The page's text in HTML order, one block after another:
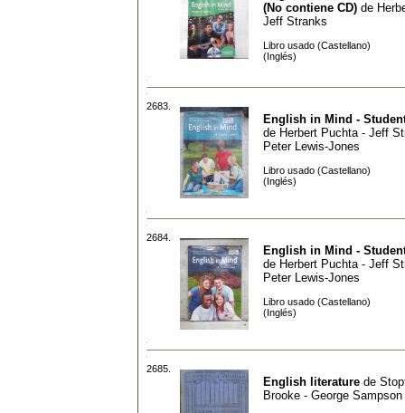
(No contiene CD) de
Jeff Stranks
Libro usado (Castellano)
(Inglés)
2683.
English in Mind -
de Herbert Puchta - Jeff
Peter Lewis-Jones
Libro usado (Castellano)
(Inglés)
2684.
English in Mind -
de Herbert Puchta - Jeff
Peter Lewis-Jones
Libro usado (Castellano)
(Inglés)
2685.
English literature de
Brooke - George Sampson